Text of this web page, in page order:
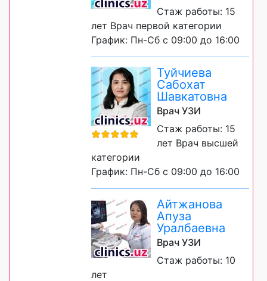
Стаж работы: 15
лет Врач первой категории
График: Пн-Сб с 09:00 до 16:00
Туйчиева
Сабохат
Шавкатовна
Врач УЗИ
Стаж работы: 15
лет Врач высшей
категории
График: Пн-Сб с 09:00 до 16:00
Айтжанова
Апуза
Уралбаевна
Врач УЗИ
Стаж работы: 10
лет